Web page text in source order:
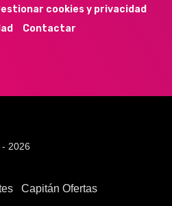
cookies y privacidad
Contactar
2026
Capitán Ofertas